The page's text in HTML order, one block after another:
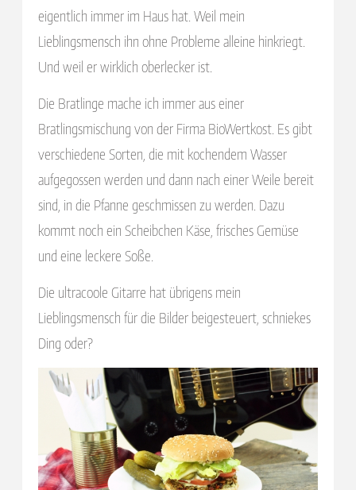
eigentlich immer im Haus hat. Weil mein
Lieblingsmensch ihn ohne Probleme alleine hinkriegt.
Und weil er wirklich oberlecker ist.
Die Bratlinge mache ich immer aus einer
Bratlingsmischung von der Firma BioWertkost. Es gibt
verschiedene Sorten, die mit kochendem Wasser
aufgegossen werden und dann nach einer Weile bereit
sind, in die Pfanne geschmissen zu werden. Dazu
kommt noch ein Scheibchen Käse, frisches Gemüse
und eine leckere Soße.
Die ultracoole Gitarre hat übrigens mein
Lieblingsmensch für die Bilder beigesteuert, schniekes
Ding oder?